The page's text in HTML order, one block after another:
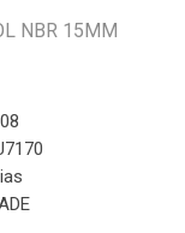
NBR 15MM